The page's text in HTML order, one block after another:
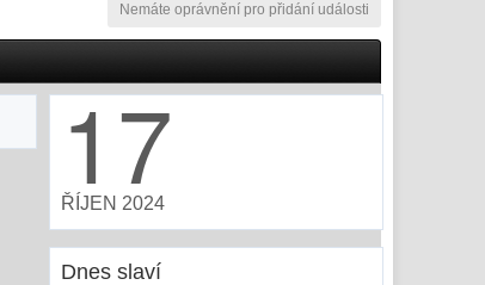
Nemáte oprávnění pro přidání události
17
ŘÍJEN 2024
Dnes slaví